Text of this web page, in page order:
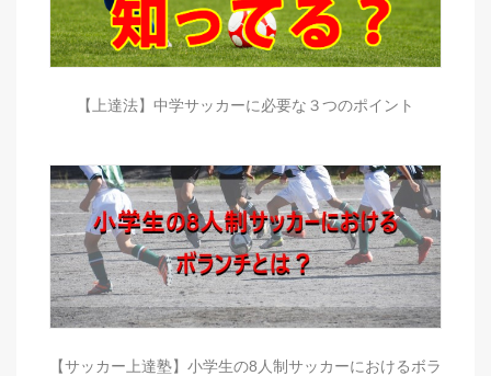
【上達法】中学サッカーに必要な３つのポイント
【サッカー上達塾】小学生の8人制サッカーにおけるボラ